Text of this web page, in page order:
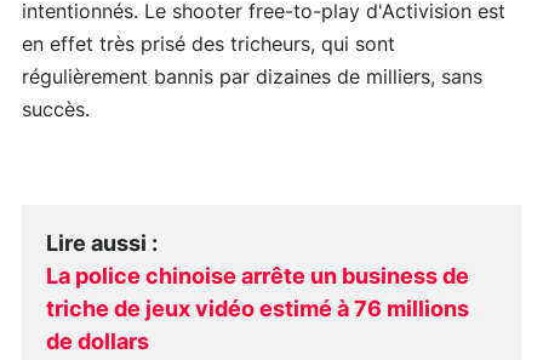
intentionnés. Le shooter free-to-play d'Activision est
en effet très prisé des tricheurs, qui sont
régulièrement bannis par dizaines de milliers, sans
succès.
Lire aussi :
La police chinoise arrête un business de
triche de jeux vidéo estimé à 76 millions
de dollars